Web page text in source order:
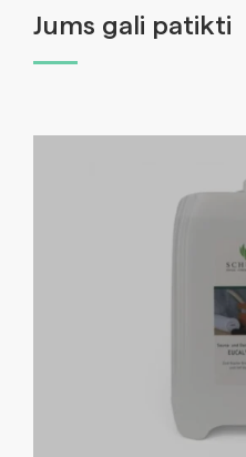
Jums gali patikti